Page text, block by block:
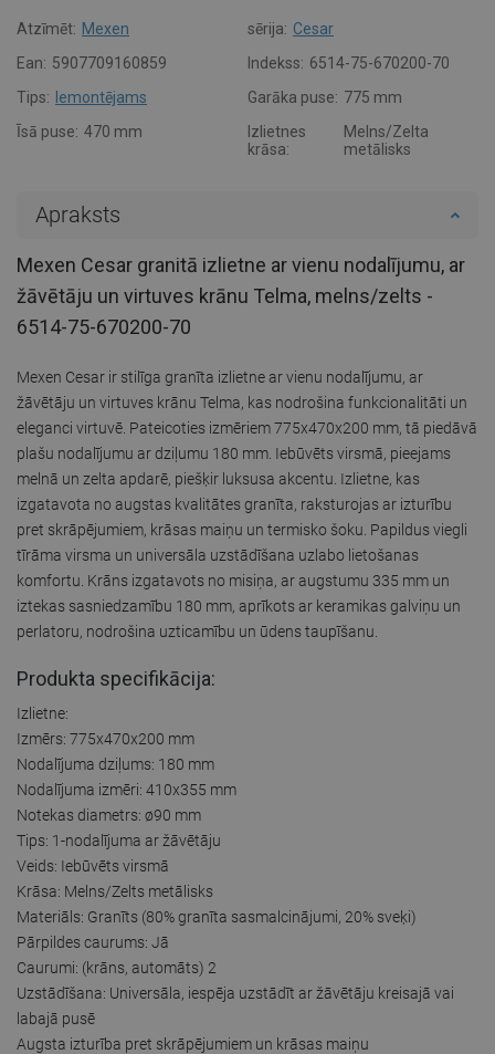
Atzīmēt: Mexen sērija: Cesar
Ean: 5907709160859 Indekss: 6514-75-670200-70
Tips:
Iemontējams Garāka puse: 775 mm
Īsā puse: 470 mm
Izlietnes
krāsa:
Melns/Zelta
metālisks
Apraksts
Mexen Cesar granitā izlietne ar vienu nodalījumu, ar
žāvētāju un virtuves krānu Telma, melns/zelts -
6514-75-670200-70
Mexen Cesar ir stilīga granīta izlietne ar vienu nodalījumu, ar
žāvētāju un virtuves krānu Telma, kas nodrošina funkcionalitāti un
eleganci virtuvē. Pateicoties izmēriem 775x470x200 mm, tā piedāvā
plašu nodalījumu ar dziļumu 180 mm. Iebūvēts virsmā, pieejams
melnā un zelta apdarē, piešķir luksusa akcentu. Izlietne, kas
izgatavota no augstas kvalitātes granīta, raksturojas ar izturību
pret skrāpējumiem, krāsas maiņu un termisko šoku. Papildus viegli
tīrāma virsma un universāla uzstādīšana uzlabo lietošanas
komfortu. Krāns izgatavots no misiņa, ar augstumu 335 mm un
iztekas sasniedzamību 180 mm, aprīkots ar keramikas galviņu un
perlatoru, nodrošina uzticamību un ūdens taupīšanu.
Produkta specifikācija:
Izlietne:
Izmērs: 775x470x200 mm
Nodalījuma dziļums: 180 mm
Nodalījuma izmēri: 410x355 mm
Notekas diametrs: ø90 mm
Tips: 1-nodalījuma ar žāvētāju
Veids: Iebūvēts virsmā
Krāsa: Melns/Zelts metālisks
Materiāls: Granīts (80% granīta sasmalcinājumi, 20% sveķi)
Pārpildes caurums: Jā
Caurumi: (krāns, automāts) 2
Uzstādīšana: Universāla, iespēja uzstādīt ar žāvētāju kreisajā vai
labajā pusē
Augsta izturība pret skrāpējumiem un krāsas maiņu